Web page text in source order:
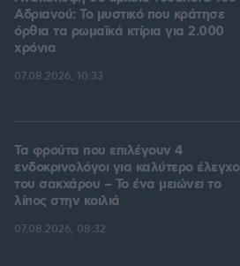
Αδριανού: Το μυστικό που κράτησε
όρθια τα ρωμαϊκά κτίρια για 2.000
χρόνια
07.08.2026, 10:33
Τα φρούτα που επιλέγουν 4
ενδοκρινολόγοι για καλύτερο έλεγχο
του σακχάρου – Το ένα μειώνει το
λίπος στην κοιλιά
07.08.2026, 08:32